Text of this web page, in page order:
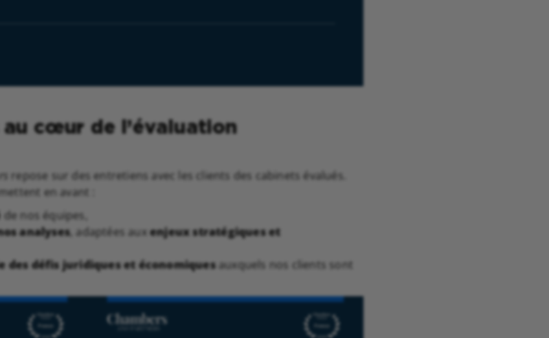
cœur de l’évaluation
repose sur des entretiens avec les clients des cabinets évalués.
en avant :
de nos équipes,
analyses, adaptées auxenjeux stratégiques et
des défis juridiques et économiquesauxquels nos clients sont